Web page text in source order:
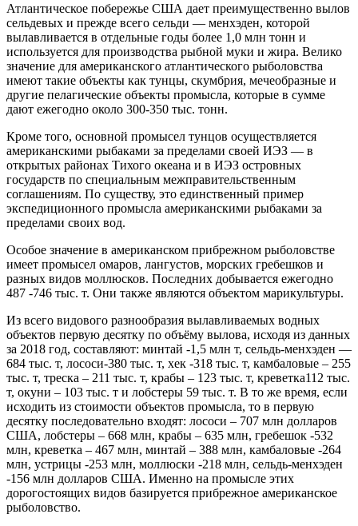
Атлантическое побережье США дает преимущественно вылов
сельдевых и прежде всего сельди — менхэден, которой
вылавливается в отдельные годы более 1,0 млн тонн и
используется для производства рыбной муки и жира. Велико
значение для американского атлантического рыболовства
имеют такие объекты как тунцы, скумбрия, мечеобразные и
другие пелагические объекты промысла, которые в сумме
дают ежегодно около 300-350 тыс. тонн.
Кроме того, основной промысел тунцов осуществляется
американскими рыбаками за пределами своей ИЭЗ — в
открытых районах Тихого океана и в ИЭЗ островных
государств по специальным межправительственным
соглашениям. По существу, это единственный пример
экспедиционного промысла американскими рыбаками за
пределами своих вод.
Особое значение в американском прибрежном рыболовстве
имеет промысел омаров, лангустов, морских гребешков и
разных видов моллюсков. Последних добывается ежегодно
487 -746 тыс. т. Они также являются объектом марикультуры.
Из всего видового разнообразия вылавливаемых водных
объектов первую десятку по объёму вылова, исходя из данных
за 2018 год, составляют: минтай -1,5 млн т, сельдь-менхэден —
684 тыс. т, лососи-380 тыс. т, хек -318 тыс. т, камбаловые – 255
тыс. т, треска – 211 тыс. т, крабы – 123 тыс. т, креветка112 тыс.
т, окуни – 103 тыс. т и лобстеры 59 тыс. т. В то же время, если
исходить из стоимости объектов промысла, то в первую
десятку последовательно входят: лососи – 707 млн долларов
США, лобстеры – 668 млн, крабы – 635 млн, гребешок -532
млн, креветка – 467 млн, минтай – 388 млн, камбаловые -264
млн, устрицы -253 млн, моллюски -218 млн, сельдь-менхэден
-156 млн долларов США. Именно на промысле этих
дорогостоящих видов базируется прибрежное американское
рыболовство.